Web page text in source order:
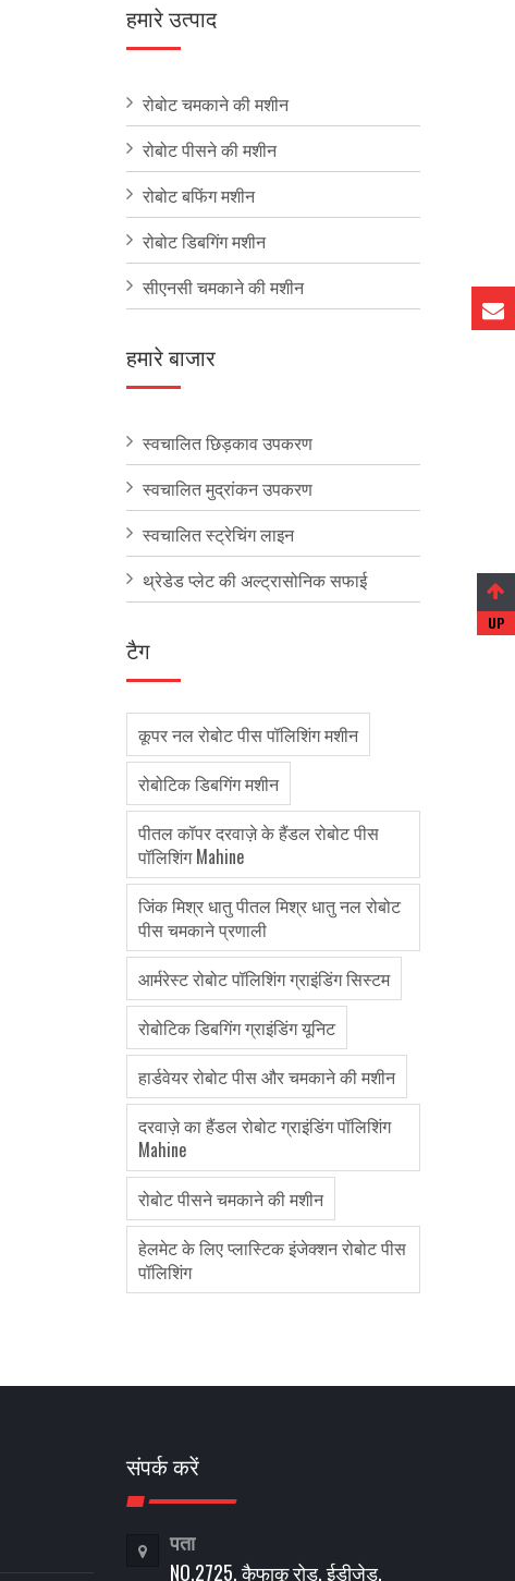
हमारे उत्पाद
रोबोट चमकाने की मशीन
रोबोट पीसने की मशीन
रोबोट बफिंग मशीन
रोबोट डिबगिंग मशीन
सीएनसी चमकाने की मशीन
हमारे बाजार
स्वचालित छिड़काव उपकरण
स्वचालित मुद्रांकन उपकरण
स्वचालित स्ट्रेचिंग लाइन
थ्रेडेड प्लेट की अल्ट्रासोनिक सफाई
टैग
कूपर नल रोबोट पीस पॉलिशिंग मशीन
रोबोटिक डिबगिंग मशीन
पीतल कॉपर दरवाज़े के हैंडल रोबोट पीस
पॉलिशिंग Mahine
जिंक मिश्र धातु पीतल मिश्र धातु नल रोबोट
पीस चमकाने प्रणाली
आर्मरेस्ट रोबोट पॉलिशिंग ग्राइंडिंग सिस्टम
रोबोटिक डिबगिंग ग्राइंडिंग यूनिट
हार्डवेयर रोबोट पीस और चमकाने की मशीन
दरवाज़े का हैंडल रोबोट ग्राइंडिंग पॉलिशिंग
Mahine
रोबोट पीसने चमकाने की मशीन
हेलमेट के लिए प्लास्टिक इंजेक्शन रोबोट पीस
पॉलिशिंग
संपर्क करें
पता
NO.2725, कैफाकू रोड, ईडीजेड,